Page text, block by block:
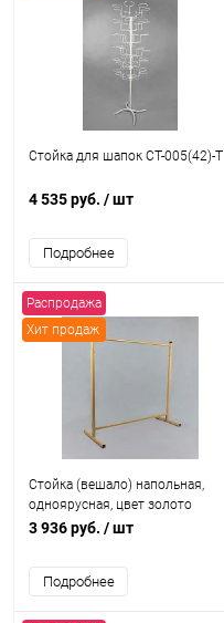
Стойка для шапок СТ-005(42)-Т
4 535 руб. / шт
Подробнее
Распродажа
Хит продаж
Стойка (вешало) напольная,
одноярусная, цвет золото
СТ-107Н/1200-Л(зол)
3 936 руб. / шт
Подробнее